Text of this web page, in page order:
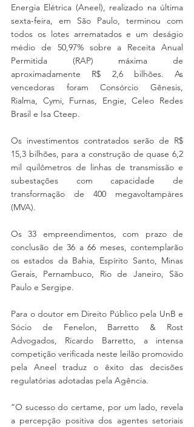
Energia Elétrica (Aneel), realizado na última
sexta-feira, em São Paulo, terminou com
todos os lotes arrematados e um deságio
médio de 50,97% sobre a Receita Anual
Permitida (RAP) máxima de
aproximadamente R$ 2,6 bilhões. As
vencedoras foram Consórcio Gênesis,
Rialma, Cymi, Furnas, Engie, Celeo Redes
Brasil e Isa Cteep.
Os investimentos contratados serão de R$
15,3 bilhões, para a construção de quase 6,2
mil quilômetros de linhas de transmissão e
subestações com capacidade de
transformação de 400 megavoltampàres
(MVA).
Os 33 empreendimentos, com prazo de
conclusão de 36 a 66 meses, contemplarão
os estados da Bahia, Espírito Santo, Minas
Gerais, Pernambuco, Rio de Janeiro, São
Paulo e Sergipe.
Para o doutor em Direito Público pela UnB e
Sócio de Fenelon, Barretto & Rost
Advogados, Ricardo Barretto, a intensa
competição verificada neste leilão promovido
pela Aneel traduz o êxito das decisões
regulatórias adotadas pela Agência.
“O sucesso do certame, por um lado, revela
a percepção positiva dos agentes setoriais